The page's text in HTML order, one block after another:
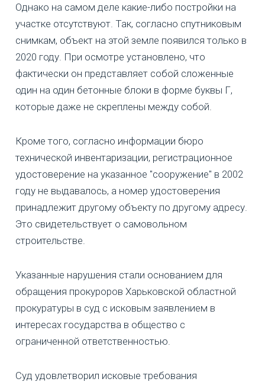
Однако на самом деле какие-либо постройки на
участке отсутствуют. Так, согласно спутниковым
снимкам, объект на этой земле появился только в
2020 году. При осмотре установлено, что
фактически он представляет собой сложенные
один на один бетонные блоки в форме буквы Г,
которые даже не скреплены между собой.
Кроме того, согласно информации бюро
технической инвентаризации, регистрационное
удостоверение на указанное "сооружение" в 2002
году не выдавалось, а номер удостоверения
принадлежит другому объекту по другому адресу.
Это свидетельствует о самовольном
строительстве.
Указанные нарушения стали основанием для
обращения прокуроров Харьковской областной
прокуратуры в суд с исковым заявлением в
интересах государства в общество с
ограниченной ответственностью.
Суд удовлетворил исковые требования